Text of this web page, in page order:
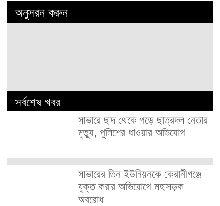
অনুসরন করুন
সর্বশেষ খবর
সাভারে ছাদ থেকে পড়ে ছাত্রদল নেতার
মৃত্যু, পুলিশের ধাওয়ার অভিযোগ
সাভারের তিন ইউনিয়নকে কেরানীগঞ্জে
যুক্ত করার অভিযোগে মহাসড়ক
অবরোধ